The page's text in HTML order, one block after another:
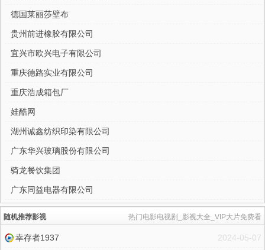
德国莱丽莎壁布
贵州前进橡胶有限公司
宜兴市欧兴电子有限公司
重庆德路实业有限公司
重庆浩成箱包厂
娃酷网
湖州诚鑫纺织印染有限公司
广东华兴玻璃股份有限公司
骑龙餐饮集团
广东同益电器有限公司
热门电影电视剧_影视大全_VIP大片免费看
随机推荐影视
2024-05-07
幸存者1937